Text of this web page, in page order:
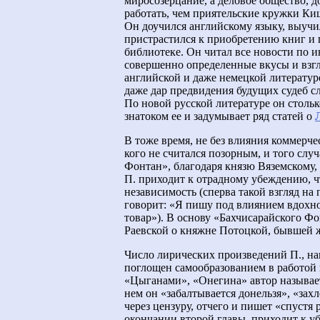
работать, чем приятельские кружки
Он доучился английскому языку,
пристрастился к приобретению книг
библиотеке. Он читал все новости по
совершенно определенные вкусы и
английской и даже немецкой
даже дар предвидения будущих судеб
По новой русской литературе он
знатоком ее и задумывает ряд статей о
В тоже время, не без влияния
кого не считался позорным, и того
Фонтан», благодаря князю
П. приходит к отрадному убеждению,
независимость (сперва такой взгляд
говорит: «Я пишу под влиянием
товар»). В основу «Бахчисарайского
Раевской о княжне Потоцкой, бывшей
Число лирических произведений П.,
поглощен самообразованием в
«Цыганами», «Онегина» автор
нем он «забалтывается донельзя»,
через цензуру, отчего и пишет